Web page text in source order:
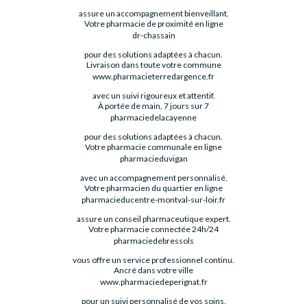
assure un accompagnement bienveillant.
Votre pharmacie de proximité en ligne
dr-chassain
pour des solutions adaptées à chacun.
Livraison dans toute votre commune
www.pharmacieterredargence.fr
avec un suivi rigoureux et attentif.
À portée de main, 7 jours sur 7
pharmaciedelacayenne
pour des solutions adaptées à chacun.
Votre pharmacie communale en ligne
pharmacieduvigan
avec un accompagnement personnalisé.
Votre pharmacien du quartier en ligne
pharmacieducentre-montval-sur-loir.fr
assure un conseil pharmaceutique expert.
Votre pharmacie connectée 24h/24
pharmaciedebressols
vous offre un service professionnel continu.
Ancré dans votre ville
www.pharmaciedeperignat.fr
pour un suivi personnalisé de vos soins.